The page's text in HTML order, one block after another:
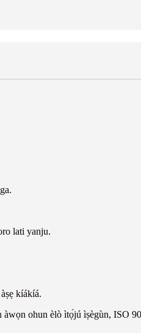
lati yanju.
kíákíá.
ohun èlò ìtọ́jú ìṣègùn, ISO